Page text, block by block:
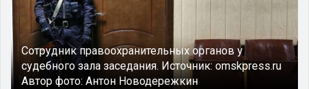
Сотрудник правоохранительных органов у
судебного зала заседания. Источник: omskpress.ru
Автор фото: Антон Новодережкин